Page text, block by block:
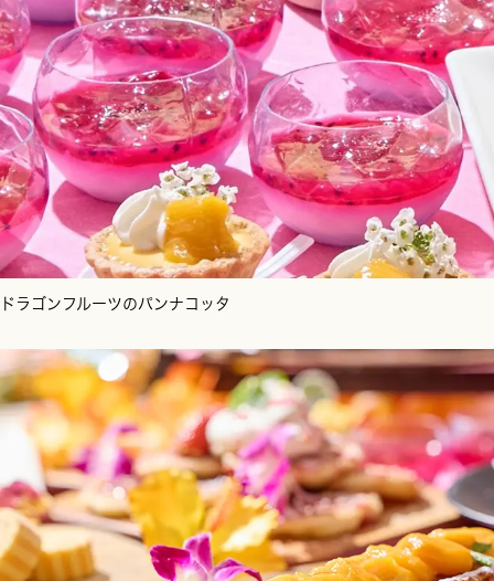
ドラゴンフルーツのパンナコッタ